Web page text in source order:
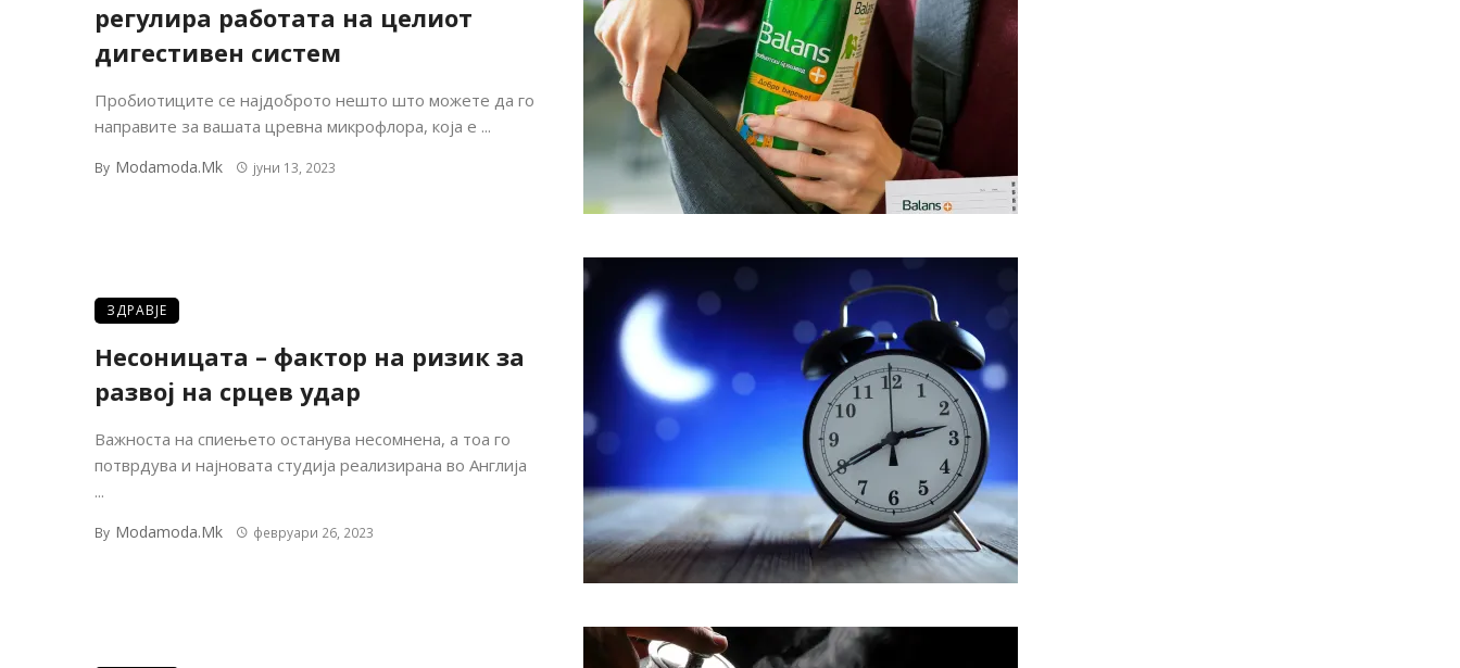
регулира работата на целиот
дигестивен систем
Пробиотиците се најдоброто нешто што можете да го
направите за вашата цревна микрофлора, која е ...
By Modamoda.mk јуни 13, 2023
ЗДРАВЈЕ
Несоницата – фактор на ризик за
развој на срцев удар
Важноста на спиењето останува несомнена, а тоа го
потврдува и најновата студија реализирана во Англија
...
By Modamoda.mk февруари 26, 2023